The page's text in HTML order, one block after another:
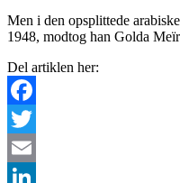
Men i den opsplittede
1948, modtog han Golda
Del artiklen her:
Facebook
Twitter
Email